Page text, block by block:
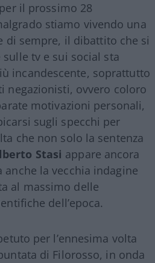
il prossimo 28
stiamo vivendo una
di sempre, il dibattito che si
tv e sui social sta
incandescente, soprattutto
negazionisti, ovvero coloro
motivazioni personali,
sugli specchi per
che non solo la sentenza
Stasi appare ancora
la vecchia indagine
al massimo delle
dell’epoca.
per l’ennesima volta
di Filorosso, in onda